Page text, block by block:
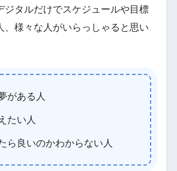
ジタルだけでスケジュールや目標
、様々な人がいらっしゃると思い
がある人
たい人
ら良いのかわからない人